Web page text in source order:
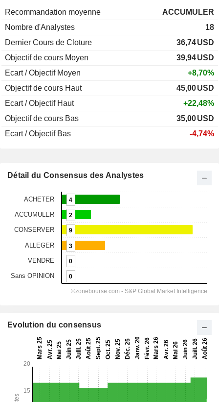
Recommandation moyenne
ACCUMULER
Nombre d'Analystes
18
Dernier Cours de Cloture
36,74USD
Objectif de cours Moyen
39,94USD
Ecart / Objectif Moyen
+8,70%
Objectif de cours Haut
45,00USD
Ecart / Objectif Haut
+22,48%
Objectif de cours Bas
35,00USD
Ecart / Objectif Bas
-4,74%
Détail du Consensus des Analystes
Evolution du consensus